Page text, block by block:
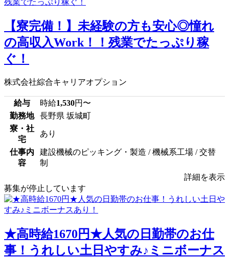
【寮完備！】未経験の方も安心◎憧れ
の高収入Work！！残業でたっぷり稼
ぐ！
株式会社綜合キャリアオプション
給与 時給1,530円〜
勤務地
長野県 坂城町
寮・社
宅
あり
仕事内
容
建設機械のピッキング・製造 / 機械系工場 / 交替
制
詳細を表示
募集が停止しています
★高時給1670円★人気の日勤帯のお仕
事！うれしい土日やすみ♪ミニボーナス